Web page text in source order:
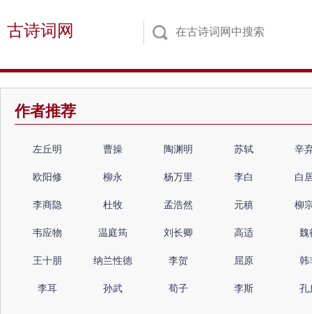
古诗词网
作者推荐
左丘明 曹操 陶渊明 苏轼 辛
欧阳修 柳永 杨万里 李白 白
李商隐 杜牧 孟浩然 元稹 柳
韦应物 温庭筠 刘长卿 高适 魏
王十朋 纳兰性德 李贺 屈原 韩
李耳 孙武 荀子 李斯 孔